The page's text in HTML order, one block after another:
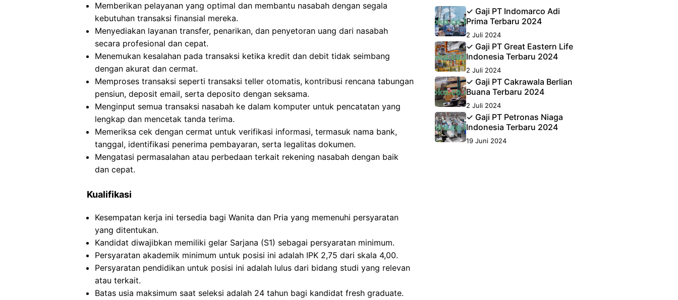
Memberikan pelayanan yang optimal dan membantu nasabah dengan segala
kebutuhan transaksi finansial mereka.
Menyediakan layanan transfer, penarikan, dan penyetoran uang dari nasabah
secara profesional dan cepat.
Menemukan kesalahan pada transaksi ketika kredit dan debit tidak seimbang
dengan akurat dan cermat.
Memproses transaksi seperti transaksi teller otomatis, kontribusi rencana tabungan
pensiun, deposit email, serta deposito dengan seksama.
Menginput semua transaksi nasabah ke dalam komputer untuk pencatatan yang
lengkap dan mencetak tanda terima.
Memeriksa cek dengan cermat untuk verifikasi informasi, termasuk nama bank,
tanggal, identifikasi penerima pembayaran, serta legalitas dokumen.
Mengatasi permasalahan atau perbedaan terkait rekening nasabah dengan baik
dan cepat.
Kualifikasi
Kesempatan kerja ini tersedia bagi Wanita dan Pria yang memenuhi persyaratan
yang ditentukan.
Kandidat diwajibkan memiliki gelar Sarjana (S1) sebagai persyaratan minimum.
Persyaratan akademik minimum untuk posisi ini adalah IPK 2,75 dari skala 4,00.
Persyaratan pendidikan untuk posisi ini adalah lulus dari bidang studi yang relevan
atau terkait.
Batas usia maksimum saat seleksi adalah 24 tahun bagi kandidat fresh graduate.
✓ Gaji PT Indomarco Adi
Prima Terbaru 2024
2 Juli 2024
✓ Gaji PT Great Eastern Life
Indonesia Terbaru 2024
2 Juli 2024
✓ Gaji PT Cakrawala Berlian
Buana Terbaru 2024
2 Juli 2024
✓ Gaji PT Petronas Niaga
Indonesia Terbaru 2024
19 Juni 2024